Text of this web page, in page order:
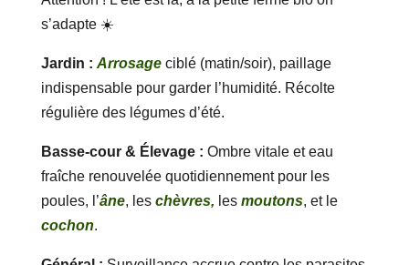
s’adapte ☀️
Jardin : Arrosageciblé (matin/soir), paillage
indispensable pour garder l’humidité. Récolte
régulière des légumes d’été.
Basse-cour & Élevage : Ombre vitale et eau
fraîche renouvelée quotidiennement pour les
poules, l’âne, les chèvres, les moutons, et le
cochon.